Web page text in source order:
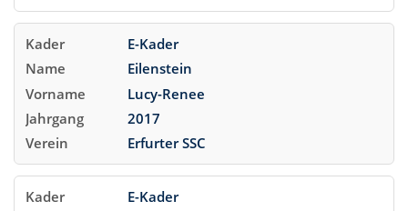
E-Kader
Eilenstein
Lucy-Renee
2017
Erfurter SSC
E-Kader